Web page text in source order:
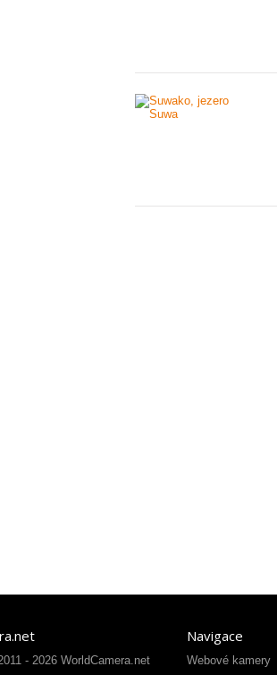
- 2026 WorldCamera.net
Navigace
Webové kamery